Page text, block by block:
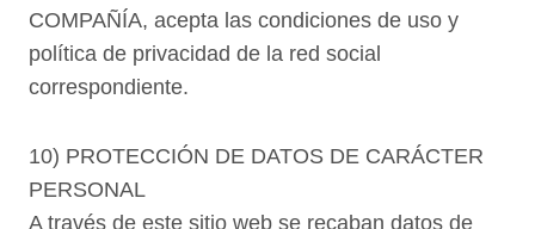
COMPAÑÍA, acepta las condiciones de uso y
política de privacidad de la red social
correspondiente.
10) PROTECCIÓN DE DATOS DE CARÁCTER
PERSONAL
A través de este sitio web se recaban datos de